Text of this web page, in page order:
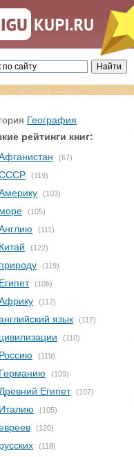
География
рейтинги книг:
(67)
(119)
(103)
(105)
(111)
(122)
(119)
(106)
(112)
язык (117)
(110)
(119)
(109)
Египет (107)
(105)
(120)
(118)